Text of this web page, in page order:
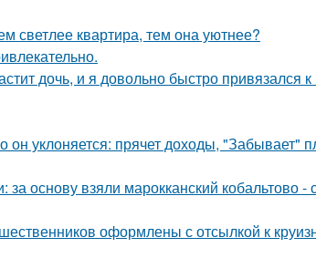
светлее квартира, тем она уютнее?
дочь, и я довольно быстро привязался
уклоняется: прячет доходы, "Забывает"
основу взяли марокканский кобальтово -
оформлены с отсылкой к